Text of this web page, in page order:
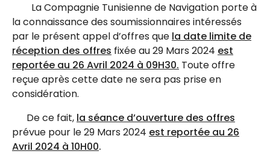
La Compagnie Tunisienne de Navigation porte à
la connaissance des soumissionnaires intéressés
par le présent appel d’offres que la date limite de
réception des offres fixée au 29 Mars 2024 est
reportée au 26 Avril 2024 à 09H30. Toute offre
reçue après cette date ne sera pas prise en
considération.
De ce fait, la séance d’ouverture des offres
prévue pour le 29 Mars 2024 est reportée au 26
Avril 2024 à 10H00.